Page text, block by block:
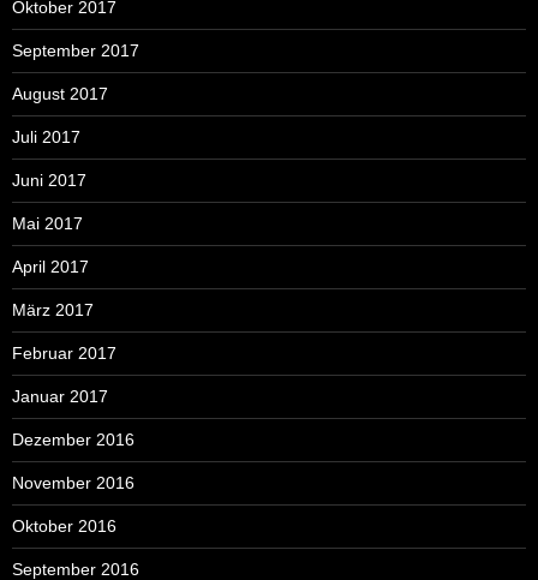
Oktober 2017
September 2017
August 2017
Juli 2017
Juni 2017
Mai 2017
April 2017
März 2017
Februar 2017
Januar 2017
Dezember 2016
November 2016
Oktober 2016
September 2016